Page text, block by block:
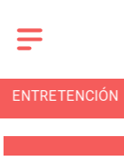
ENTRETENCIÓN